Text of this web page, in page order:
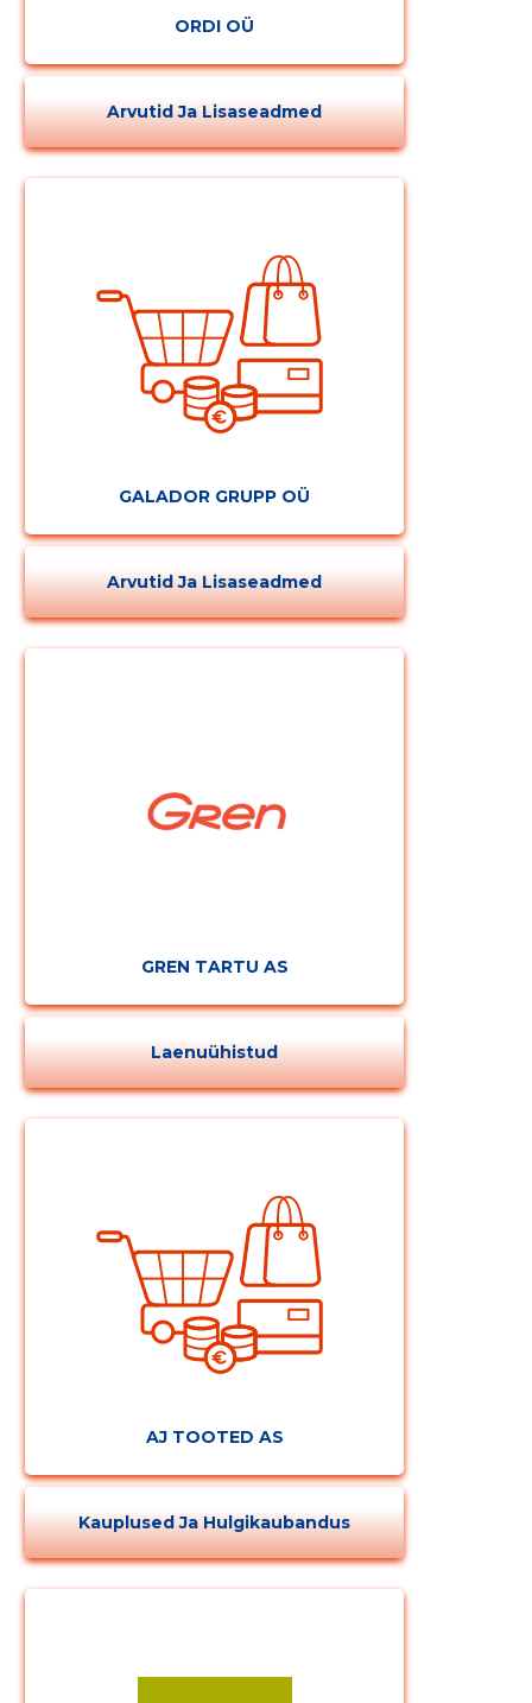
ORDI OÜ
Arvutid Ja Lisaseadmed
GALADOR GRUPP OÜ
Arvutid Ja Lisaseadmed
GREN TARTU AS
Laenuühistud
AJ TOOTED AS
Kauplused Ja Hulgikaubandus